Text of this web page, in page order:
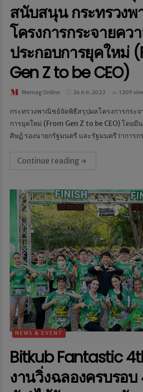
สนับสนุน กระทรวง
โครงการกระจายคว
ประกอบการยุคใหม่
Gen Z to be CEO)
Memag Online 26 ส.ค. 2022 1209
กระทรวงพาณิชย์จัดพิธีสรุปผลโครงการกระ
การยุคใหม่ (From Gen Z to be CEO) โดย
ศิษฏ์ รองนายกรัฐมนตรี และรัฐมนตรีว่าการก
Continue reading
NEWS & EVENT
Bitkub Fantastic
งานวิ่งฉลองครบรอบ